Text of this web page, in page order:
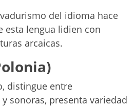
del idioma hace
esta lengua lidien con
arcaicas.
distingue entre
sonoras, presenta variedad